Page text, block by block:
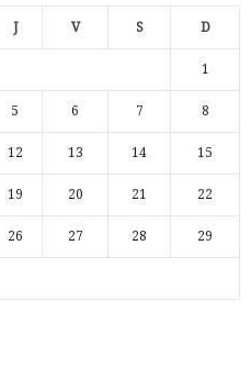
J V S D
1
5 6 7 8
12 13 14 15
19 20 21 22
26 27 28 29